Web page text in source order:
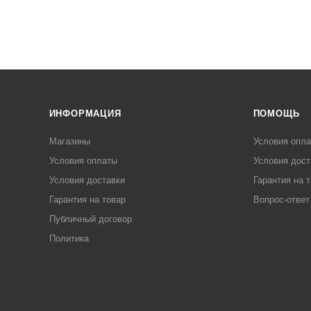
ИНФОРМАЦИЯ
Магазины
Условия оплаты
Условия доставки
Гарантия на товар
Публичный договор
Политика
ПОМОЩЬ
Условия
Условия
Гарантия на
Вопрос-ответ